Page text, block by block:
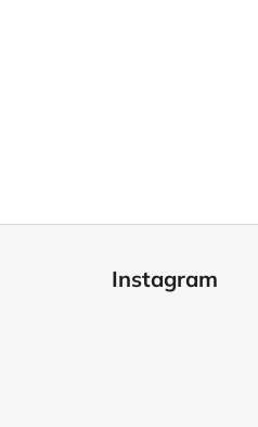
Instagram